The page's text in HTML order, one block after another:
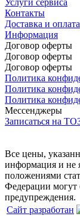
Контакты
Доставка и оплата
Информация
Договор оферты
Договор оферты
Договор оферты
Политика
Политика
Политика
Мессенджеры
Записаться на ТО
Все цены,
информация и не
положениями
Федерации могут
предупреждения.
Сайт разработан